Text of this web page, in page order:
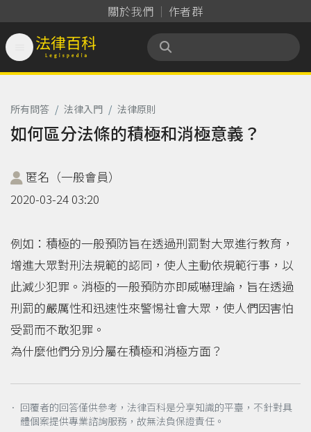
關於我們 作者群
法律百科 Legispedia
所有問答 / 法律入門 / 法律原則
如何區分法條的積極和消極意義？
匿名（一般會員）
2020-03-24 03:20
例如：積極的一般預防旨在透過刑罰對大眾進行教育，
增進大眾對刑法規範的認同，使人主動依規範行事，以
此減少犯罪。消極的一般預防亦即威嚇理論，旨在透過
刑罰的嚴厲性和迅速性來警惕社會大眾，使人們因害怕
受罰而不敢犯罪。
為什麼他們分別分屬在積極和消極方面？
． 回覆者的回答僅供參考，法律百科是分享知識的平臺，不針對具
體個案提供專業諮詢服務，故無法負保證責任。